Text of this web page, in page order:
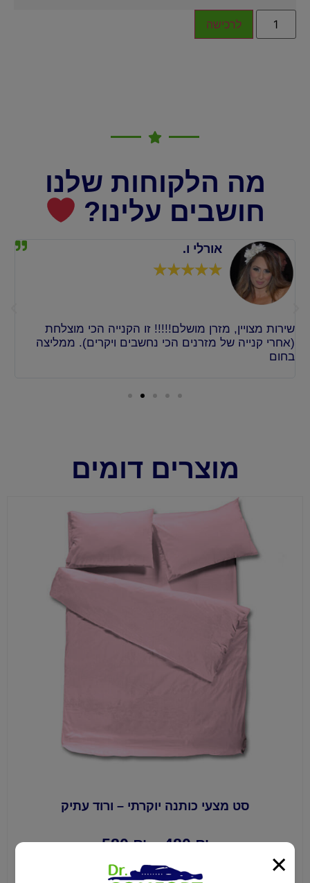
לרכישה
מה הלקוחות שלנו
חושבים עלינו?
אורלי ו.
☆
☆
☆
☆
☆
שירות מצויין, מזרן מושלם!!!!! זו הקנייה הכי מוצלחת
(אחרי קנייה של מזרנים הכי נחשבים ויקרים). ממליצה
בחום
מוצרים דומים
סט מצעי כותנה יוקרתי – ורוד עתיק
₪
480
–
₪
580
לרכישה ×